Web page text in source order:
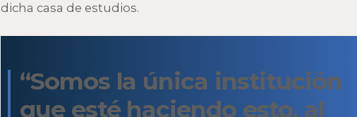
dicha casa de estudios.
“Somos la única institución
que esté haciendo esto, al